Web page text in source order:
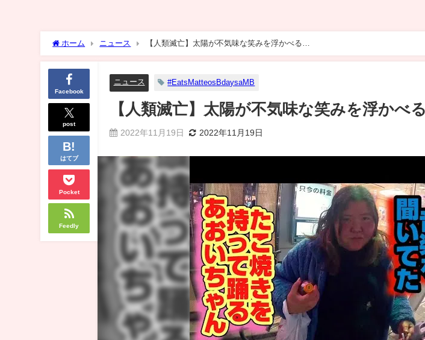
ホーム ニュース 【人類滅亡】太陽が不気味な笑みを浮かべる…
Facebook
post
はてブ
Pocket
Feedly
ニュース #EatsMatteosBdaysaMB
【人類滅亡】太陽が不気味な笑みを浮かべ
2022年11月19日 2022年11月19日